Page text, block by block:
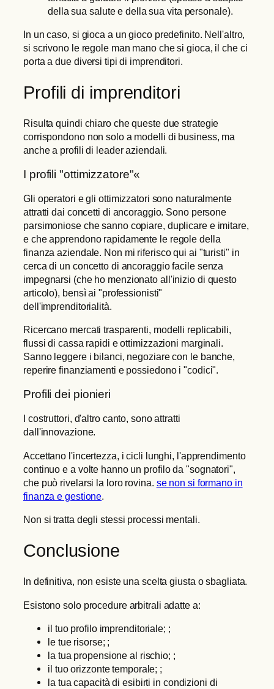
della sua salute e della sua vita personale).
In un caso, si gioca a un gioco predefinito. Nell'altro,
si scrivono le regole man mano che si gioca, il che ci
porta a due diversi tipi di imprenditori.
Profili di imprenditori
Risulta quindi chiaro che queste due strategie
corrispondono non solo a modelli di business, ma
anche a profili di leader aziendali.
I profili "ottimizzatore"«
Gli operatori e gli ottimizzatori sono naturalmente
attratti dai concetti di ancoraggio. Sono persone
parsimoniose che sanno copiare, duplicare e imitare,
e che apprendono rapidamente le regole della
finanza aziendale. Non mi riferisco qui ai "turisti" in
cerca di un concetto di ancoraggio facile senza
impegnarsi (che ho menzionato all'inizio di questo
articolo), bensì ai "professionisti"
dell'imprenditorialità.
Ricercano mercati trasparenti, modelli replicabili,
flussi di cassa rapidi e ottimizzazioni marginali.
Sanno leggere i bilanci, negoziare con le banche,
reperire finanziamenti e possiedono i "codici".
Profili dei pionieri
I costruttori, d'altro canto, sono attratti
dall'innovazione.
Accettano l'incertezza, i cicli lunghi, l'apprendimento
continuo e a volte hanno un profilo da "sognatori",
che può rivelarsi la loro rovina. se non si formano in
finanza e gestione.
Non si tratta degli stessi processi mentali.
Conclusione
In definitiva, non esiste una scelta giusta o sbagliata.
Esistono solo procedure arbitrali adatte a:
il tuo profilo imprenditoriale; ;
le tue risorse; ;
la tua propensione al rischio; ;
il tuo orizzonte temporale; ;
la tua capacità di esibirti in condizioni di